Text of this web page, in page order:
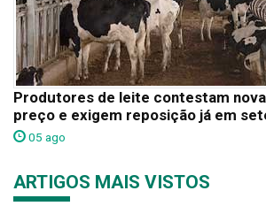
Produtores de leite contestam
preço e exigem reposição já em
05 ago
ARTIGOS MAIS VISTOS